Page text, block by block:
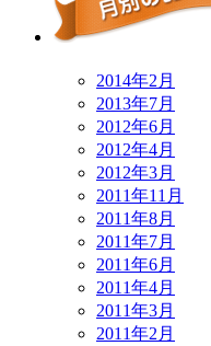
2014年2月
2013年7月
2012年6月
2012年4月
2012年3月
2011年11月
2011年8月
2011年7月
2011年6月
2011年4月
2011年3月
2011年2月